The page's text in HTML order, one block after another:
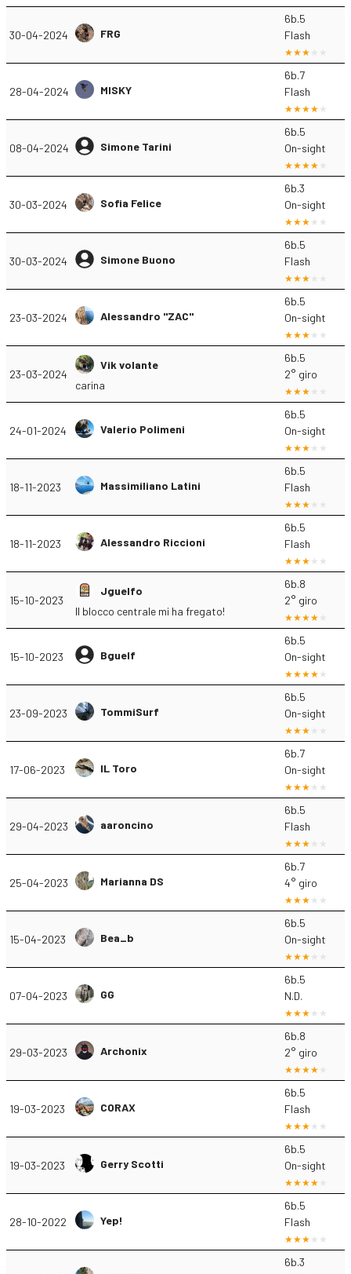
30-04-2024 FRG
6b.5
Flash
28-04-2024 MISKY
6b.7
Flash
08-04-2024 Simone Tarini
6b.5
On-sight
30-03-2024 Sofia Felice
6b.3
On-sight
30-03-2024 Simone Buono
6b.5
Flash
23-03-2024 Alessandro "ZAC"
6b.5
On-sight
23-03-2024
Vik volante
carina
6b.5
2° giro
24-01-2024 Valerio Polimeni
6b.5
On-sight
18-11-2023 Massimiliano Latini
6b.5
Flash
18-11-2023 Alessandro Riccioni
6b.5
Flash
15-10-2023
Jguelfo
Il blocco centrale mi ha fregato!
6b.8
2° giro
15-10-2023 Bguelf
6b.5
On-sight
23-09-2023 TommiSurf
6b.5
On-sight
17-06-2023 IL Toro
6b.7
On-sight
29-04-2023 aaroncino
6b.5
Flash
25-04-2023 Marianna DS
6b.7
4° giro
15-04-2023 Bea_b
6b.5
On-sight
07-04-2023 GG
6b.5
N.D.
29-03-2023 Archonix
6b.8
2° giro
19-03-2023 CORAX
6b.5
Flash
19-03-2023 Gerry Scotti
6b.5
On-sight
28-10-2022 Yep!
6b.5
Flash
6b.3